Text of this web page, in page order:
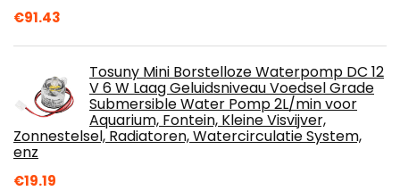
€91.43
Tosuny Mini Borstelloze Waterpomp DC 12
V 6 W Laag Geluidsniveau Voedsel Grade
Submersible Water Pomp 2L/min voor
Aquarium, Fontein, Kleine Visvijver,
Zonnestelsel, Radiatoren, Watercirculatie System,
enz
€19.19